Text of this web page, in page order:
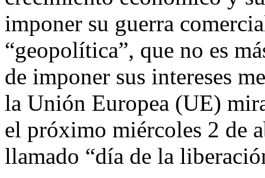
imponer su guerra
“geopolítica”, que no es
de imponer sus intereses
la Unión Europea (UE)
el próximo miércoles 2 de
llamado “día de la